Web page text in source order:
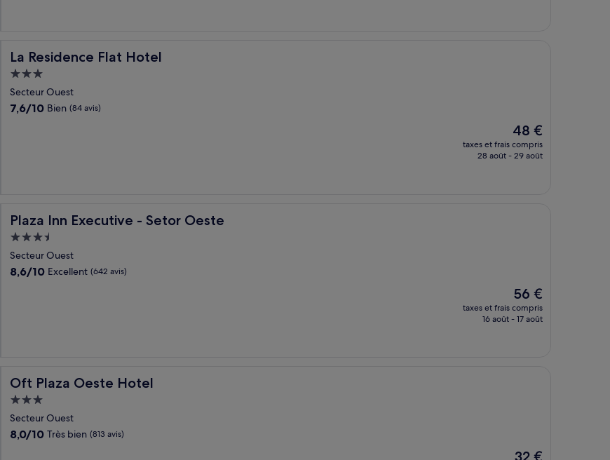
La Residence Flat Hotel
La Residence Flat Hotel
Hébergement
3.0 étoiles
Secteur Ouest
7.6
7,6/10 Bien (84 avis)
Le
nouveau
prix
48 €
taxes et frais compris
28 août - 29 août
Plaza Inn Executive - Setor Oeste
Plaza Inn Executive - Setor Oeste
Hébergement
3.5 étoiles
Secteur Ouest
8.6
8,6/10 Excellent (642 avis)
Le
nouveau
prix
56 €
taxes et frais compris
16 août - 17 août
Oft Plaza Oeste Hotel
Oft Plaza Oeste Hotel
Hébergement
3.0 étoiles
Secteur Ouest
8.0
8,0/10 Très bien (813 avis)
Le
32 €